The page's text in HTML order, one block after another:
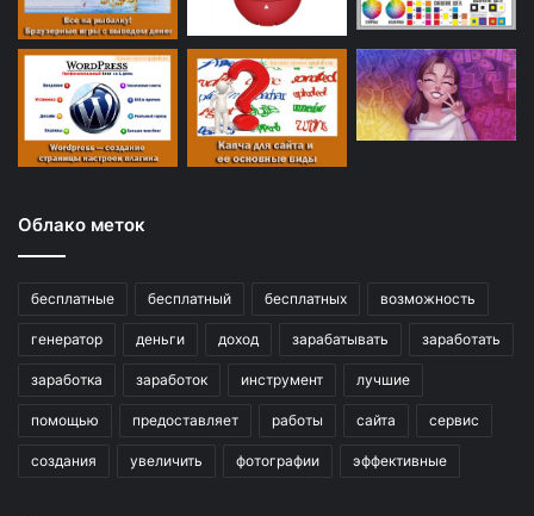
Облако меток
бесплатные бесплатный бесплатных возможность
генератор деньги доход зарабатывать заработать
заработка заработок инструмент лучшие
помощью предоставляет работы сайта сервис
создания увеличить фотографии эффективные